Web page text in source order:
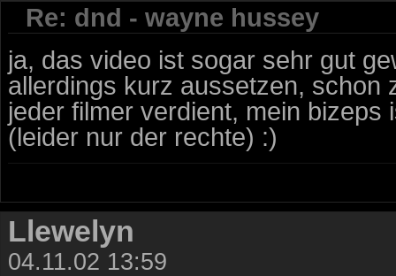
Re: dnd - wayne hussey
ja, das video ist sogar sehr gut
allerdings kurz aussetzen, schon
jeder filmer verdient, mein
(leider nur der rechte) :)
Llewelyn
04.11.02 13:59